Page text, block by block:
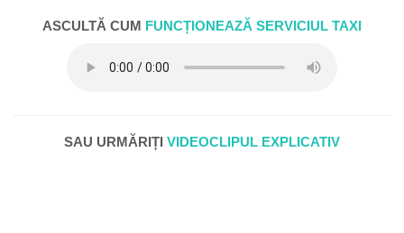
ASCULTĂ CUM FUNCȚIONEAZĂ SERVICIUL TAXI
SAU URMĂRIȚI VIDEOCLIPUL EXPLICATIV